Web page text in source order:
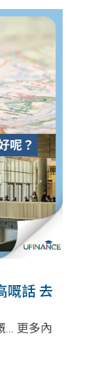
嘅話 去
... 更多內